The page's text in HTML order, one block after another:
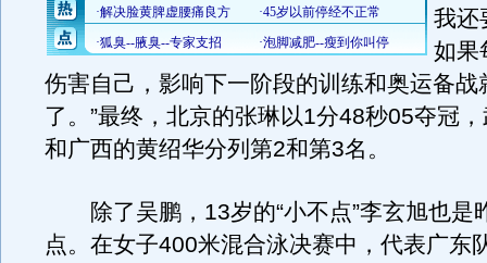
我还
如果
伤害自己，影响下一阶段的训练和奥运备战
了。”最终，北京的张琳以1分48秒05夺冠
和广西的黄绍华分列第2和第3名。
除了吴鹏，13岁的“小不点”李玄旭也是
点。在女子400米混合泳决赛中，代表广东